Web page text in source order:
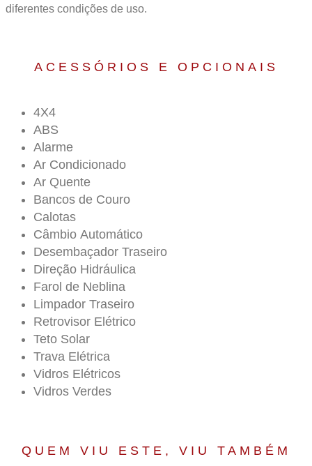
diferentes condições de uso.
ACESSÓRIOS E OPCIONAIS
4X4
ABS
Alarme
Ar Condicionado
Ar Quente
Bancos de Couro
Calotas
Câmbio Automático
Desembaçador Traseiro
Direção Hidráulica
Farol de Neblina
Limpador Traseiro
Retrovisor Elétrico
Teto Solar
Trava Elétrica
Vidros Elétricos
Vidros Verdes
QUEM VIU ESTE, VIU TAMBÉM